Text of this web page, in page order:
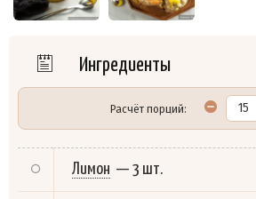
Ингредиенты
Расчёт порций:
Лимон — 3 шт.